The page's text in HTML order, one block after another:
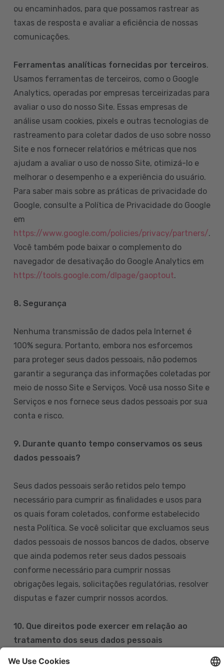
ou encaminhados, para que possamos rastrear as
taxas de resposta e avaliar a eficiência de nossas
comunicações.
Ferramentas analíticas fornecidas por terceiros.
Usamos ferramentas de terceiros, como o Google
Analytics, operadas por empresas terceirizadas para
avaliar o uso do nosso Site. Essas empresas de
análise usam cookies, pixels e outras tecnologias de
rastreamento para coletar dados de uso sobre nosso
Site e nos fornecer relatórios e métricas que nos
ajudam a avaliar o uso de nosso Site, otimizá-lo e
melhorar o desempenho e a experiência do usuário.
Para saber mais sobre as práticas de privacidade do
Google, consulte a Política de Privacidade do Google
em
https://www.google.com/policies/privacy/partners/.
Você também pode baixar o complemento do
navegador de desativação do Google Analytics em
https://tools.google.com/dlpage/gaoptout.
8. Segurança
Nenhuma transmissão de dados pela Internet é
100% segura. Portanto, embora nos esforcemos
para proteger seus dados pessoais, não podemos
garantir a segurança das informações coletadas por
meio de nosso Site e Serviços. Você usa nosso Site e
Serviços e nos fornece seus dados pessoais por sua
conta e risco.
9. Durante quanto tempo conservamos os seus
dados pessoais?
Seus dados pessoais serão retidos pelo tempo
necessário para cumprir as finalidades e usos para
os quais foram coletados, conforme estabelecido
nesta Política. Se você solicitar que excluamos seus
dados pessoais de nossos bancos de dados, observe
que ainda podemos reter seus dados pessoais
conforme necessário para cumprir nossas
obrigações legais, solicitações regulatórias, resolver
disputas e fazer cumprir nossos acordos.
10. Que direitos pode exercer em relação ao
tratamento dos seus dados pessoais